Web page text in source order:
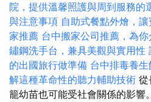
院，提供溫馨照護與周到服務的
與注意事項 自助式餐點外燴，
家推薦 台中搬家公司推薦，為
鏽鋼洗手台，兼具美觀與實用性
的出國旅行做準備 台中排毒養生
解這種革命性的聽力輔助技術 從
籠幼苗也可能受社會關係的影響